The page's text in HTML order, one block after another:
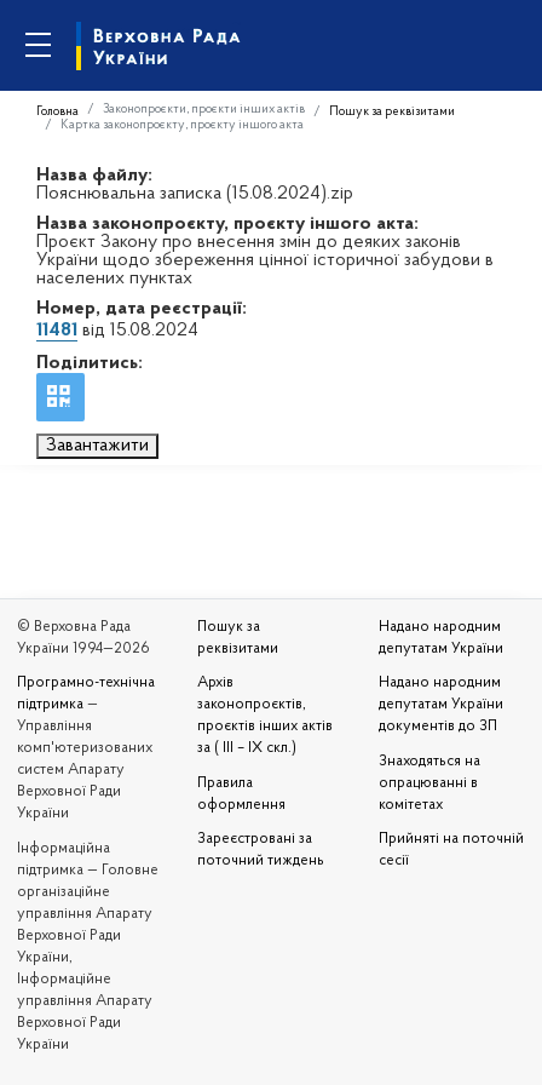
Головна Законопроєкти, проєкти інших актів
Пошук за реквізитами
Картка законопроєкту, проєкту іншого акта
Назва файлу:
Пояснювальна записка (15.08.2024).zip
Назва законопроєкту, проєкту іншого акта:
Проєкт Закону про внесення змін до деяких законів
України щодо збереження цінної історичної забудови в
населених пунктах
Номер, дата реєстрації:
11481 від 15.08.2024
Поділитись:
Завантажити
© Верховна Рада
України 1994—2026
Програмно-технічна
підтримка —
Управління
комп'ютеризованих
систем Апарату
Верховної Ради
України
Iнформаційна
підтримка — Головне
організаційне
управління Апарату
Верховної Ради
України,
Інформаційне
управління Апарату
Верховної Ради
України
Пошук за
реквізитами
Архів
законопроєктів,
проєктів інших актів
за ( III – IX скл.)
Правила
оформлення
Зареєстровані за
поточний тиждень
Надано народним
депутатам України
Надано народним
депутатам України
документів до ЗП
Знаходяться на
опрацюванні в
комітетах
Прийняті на поточній
сесії